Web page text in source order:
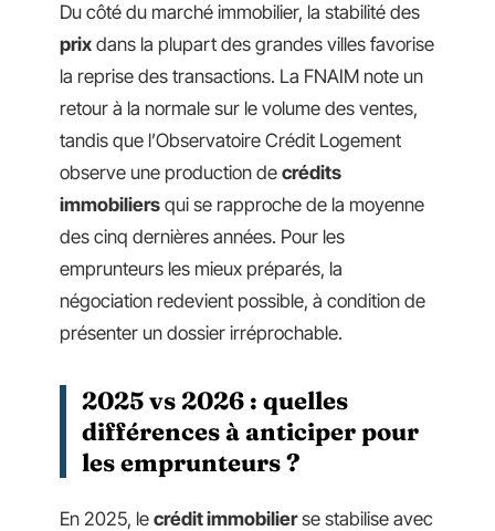
Du côté du marché immobilier, la stabilité des
prix dans la plupart des grandes villes favorise
la reprise des transactions. La FNAIM note un
retour à la normale sur le volume des ventes,
tandis que l’Observatoire Crédit Logement
observe une production de crédits
immobiliers qui se rapproche de la moyenne
des cinq dernières années. Pour les
emprunteurs les mieux préparés, la
négociation redevient possible, à condition de
présenter un dossier irréprochable.
2025 vs 2026 : quelles
différences à anticiper pour
les emprunteurs ?
En 2025, le crédit immobilierse stabilise avec